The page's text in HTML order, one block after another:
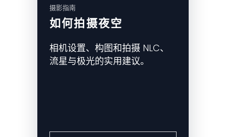
摄影指南
如何拍摄夜空
相机设置、构图和拍摄 NLC、
流星与极光的实用建议。